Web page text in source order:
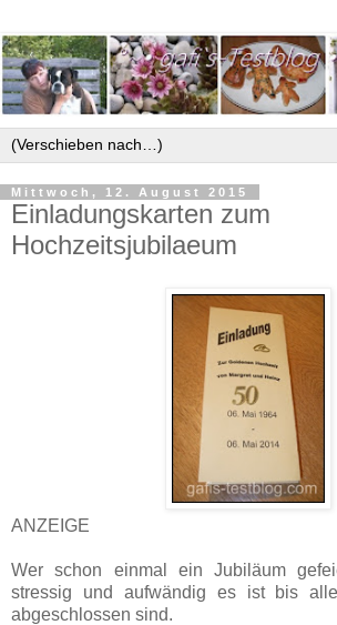
Mittwoch, 12. August 2015
Einladungskarten zum
Hochzeitsjubilaeum
ANZEIGE
Wer schon einmal ein Jubiläum
stressig und aufwändig es ist bis
abgeschlossen sind.